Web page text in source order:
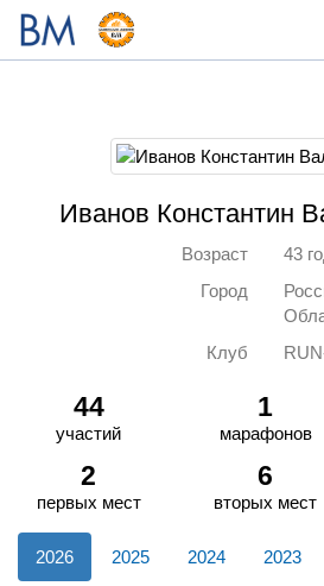
Иванов Константин
Возраст
43
Город
Клуб
44
участий
1
марафонов
2
первых мест
6
вторых мест
2026 2025 2024 2023